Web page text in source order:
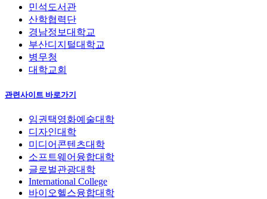
민석도서관
산학협력단
경남정보대학교
부산디지털대학교
병무청
대학교회
관련사이트 바로가기
임권택영화예술대학
디자인대학
미디어콘텐츠대학
소프트웨어융합대학
글로벌관광대학
International College
바이오헬스융합대학